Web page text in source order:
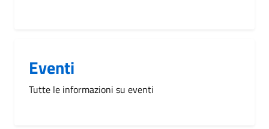
Eventi
Tutte le informazioni su eventi